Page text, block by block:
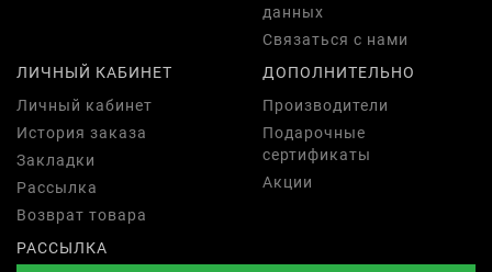
данных
Связаться с нами
ЛИЧНЫЙ КАБИНЕТ
Личный кабинет
История заказа
Закладки
Рассылка
Возврат товара
ДОПОЛНИТЕЛЬНО
Производители
Подарочные
сертификаты
Акции
РАССЫЛКА